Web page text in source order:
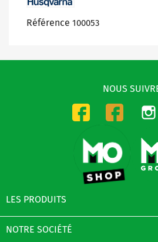
Référence 100053
NOUS
Facebook-CMO
LES PRODUITS
NOTRE SOCIÉTÉ